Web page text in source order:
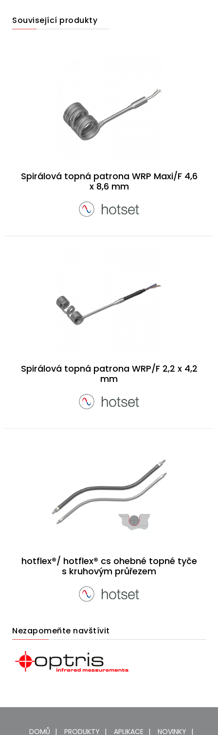
Související produkty
Spirálová topná patrona WRP Maxi/F 4,6
x 8,6 mm
Spirálová topná patrona WRP/F 2,2 x 4,2
mm
hotflex®/ hotflex® cs ohebné topné tyče
s kruhovým průřezem
Nezapomeňte navštívit
DOMŮ PRODUKTY APLIKACE NOVINKY